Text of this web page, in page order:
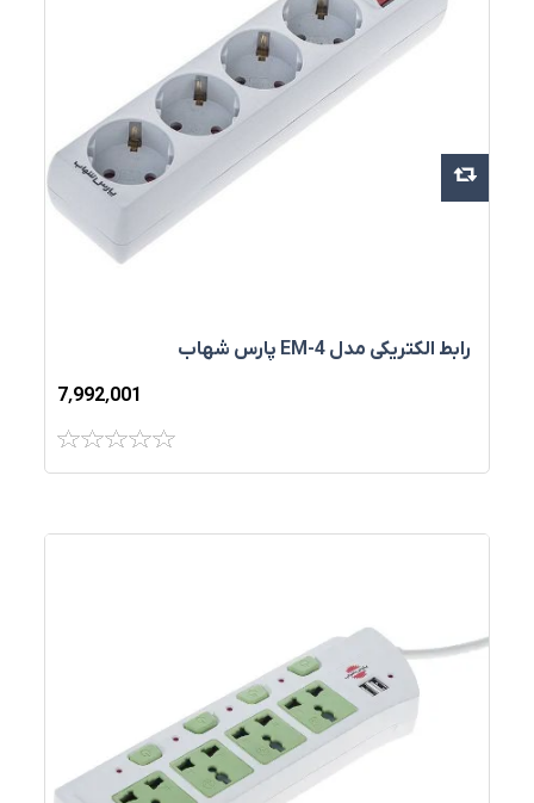
رابط الکتریکی مدل EM-4 پارس شهاب
7٬992٬001